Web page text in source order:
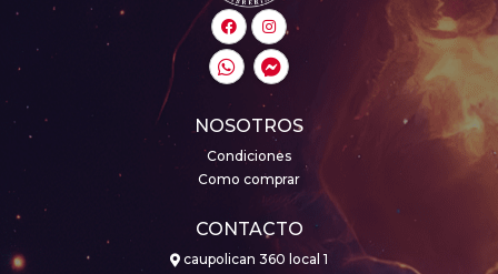
NOSOTROS
Condiciones
Como comprar
CONTACTO
caupolican 360 local 1